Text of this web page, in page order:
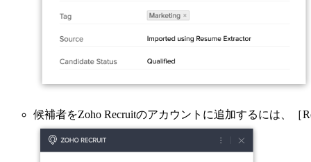
候補者をZoho Recruitのアカウントに追加するには、